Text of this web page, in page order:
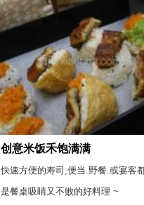
创意米饭禾饱满满
快速方便的寿司,便当.野餐.或宴客
是餐桌吸睛又不败的好料理 ~